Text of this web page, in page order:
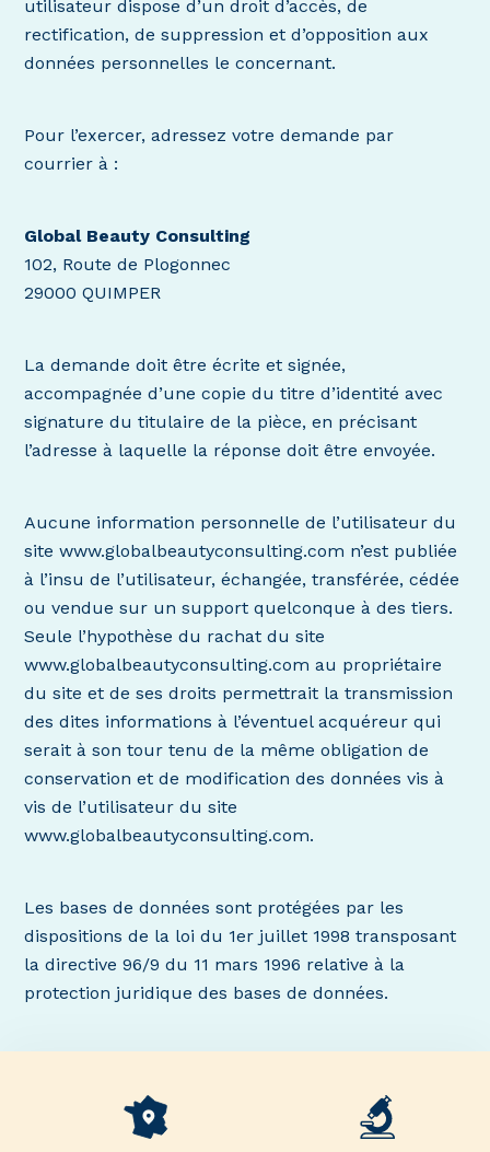
utilisateur dispose d’un droit d’accès, de
rectification, de suppression et d’opposition aux
données personnelles le concernant.
Pour l’exercer, adressez votre demande par
courrier à :
Global Beauty Consulting
102, Route de Plogonnec
29000 QUIMPER
La demande doit être écrite et signée,
accompagnée d’une copie du titre d’identité avec
signature du titulaire de la pièce, en précisant
l’adresse à laquelle la réponse doit être envoyée.
Aucune information personnelle de l’utilisateur du
site www.globalbeautyconsulting.com n’est publiée
à l’insu de l’utilisateur, échangée, transférée, cédée
ou vendue sur un support quelconque à des tiers.
Seule l’hypothèse du rachat du site
www.globalbeautyconsulting.com au propriétaire
du site et de ses droits permettrait la transmission
des dites informations à l’éventuel acquéreur qui
serait à son tour tenu de la même obligation de
conservation et de modification des données vis à
vis de l’utilisateur du site
www.globalbeautyconsulting.com.
Les bases de données sont protégées par les
dispositions de la loi du 1er juillet 1998 transposant
la directive 96/9 du 11 mars 1996 relative à la
protection juridique des bases de données.